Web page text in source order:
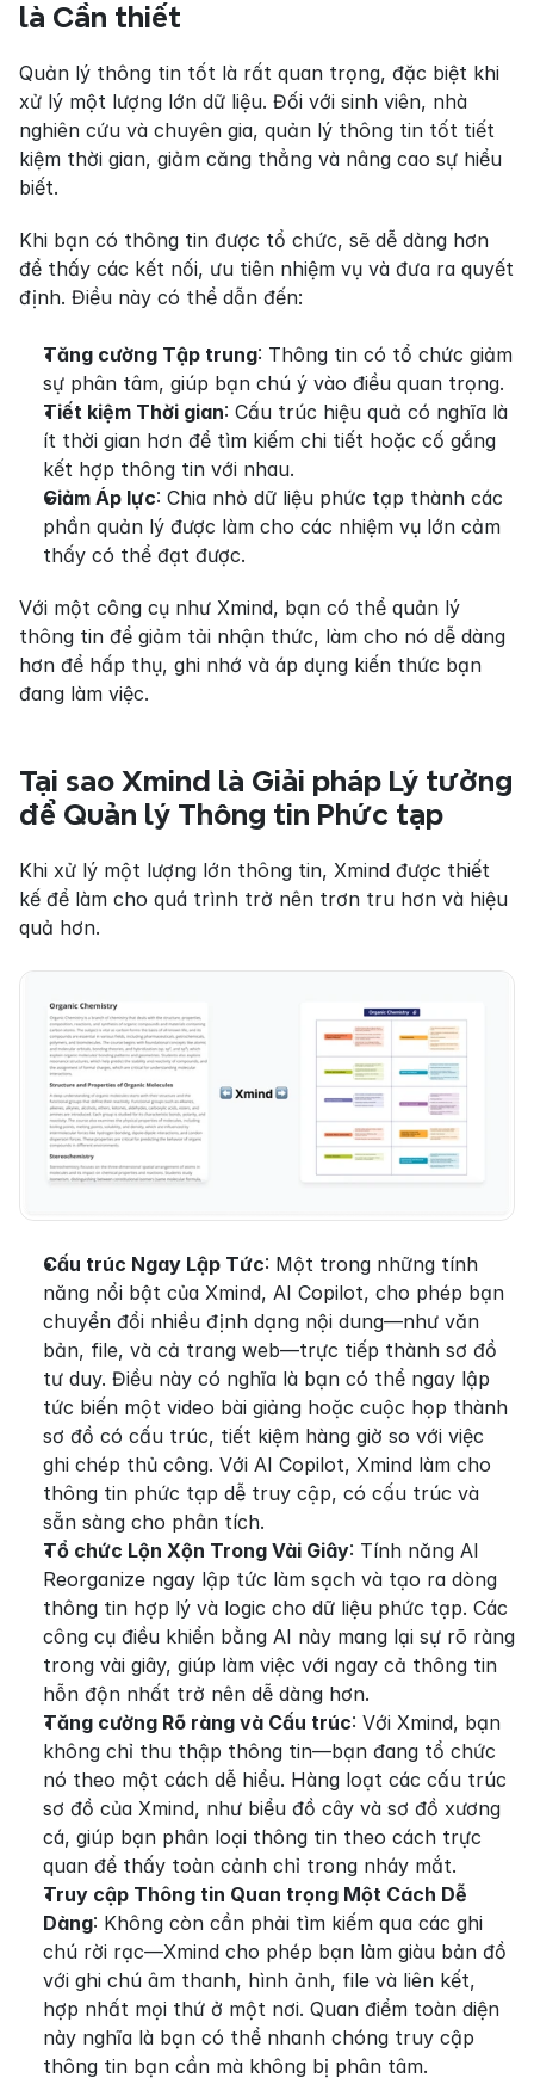
là Cần thiết
Quản lý thông tin tốt là rất quan trọng, đặc biệt khi
xử lý một lượng lớn dữ liệu. Đối với sinh viên, nhà
nghiên cứu và chuyên gia, quản lý thông tin tốt tiết
kiệm thời gian, giảm căng thẳng và nâng cao sự hiểu
biết.
Khi bạn có thông tin được tổ chức, sẽ dễ dàng hơn
để thấy các kết nối, ưu tiên nhiệm vụ và đưa ra quyết
định. Điều này có thể dẫn đến:
Tăng cường Tập trung: Thông tin có tổ chức giảm
sự phân tâm, giúp bạn chú ý vào điều quan trọng.
Tiết kiệm Thời gian: Cấu trúc hiệu quả có nghĩa là
ít thời gian hơn để tìm kiếm chi tiết hoặc cố gắng
kết hợp thông tin với nhau.
Giảm Áp lực: Chia nhỏ dữ liệu phức tạp thành các
phần quản lý được làm cho các nhiệm vụ lớn cảm
thấy có thể đạt được.
Với một công cụ như Xmind, bạn có thể quản lý
thông tin để giảm tải nhận thức, làm cho nó dễ dàng
hơn để hấp thụ, ghi nhớ và áp dụng kiến thức bạn
đang làm việc.
Tại sao Xmind là Giải pháp Lý tưởng
để Quản lý Thông tin Phức tạp
Khi xử lý một lượng lớn thông tin, Xmind được thiết
kế để làm cho quá trình trở nên trơn tru hơn và hiệu
quả hơn.
Cấu trúc Ngay Lập Tức: Một trong những tính
năng nổi bật của Xmind, AI Copilot, cho phép bạn
chuyển đổi nhiều định dạng nội dung—như văn
bản, file, và cả trang web—trực tiếp thành sơ đồ
tư duy. Điều này có nghĩa là bạn có thể ngay lập
tức biến một video bài giảng hoặc cuộc họp thành
sơ đồ có cấu trúc, tiết kiệm hàng giờ so với việc
ghi chép thủ công. Với AI Copilot, Xmind làm cho
thông tin phức tạp dễ truy cập, có cấu trúc và
sẵn sàng cho phân tích.
Tổ chức Lộn Xộn Trong Vài Giây: Tính năng AI
Reorganize ngay lập tức làm sạch và tạo ra dòng
thông tin hợp lý và logic cho dữ liệu phức tạp. Các
công cụ điều khiển bằng AI này mang lại sự rõ ràng
trong vài giây, giúp làm việc với ngay cả thông tin
hỗn độn nhất trở nên dễ dàng hơn.
Tăng cường Rõ ràng và Cấu trúc: Với Xmind, bạn
không chỉ thu thập thông tin—bạn đang tổ chức
nó theo một cách dễ hiểu. Hàng loạt các cấu trúc
sơ đồ của Xmind, như biểu đồ cây và sơ đồ xương
cá, giúp bạn phân loại thông tin theo cách trực
quan để thấy toàn cảnh chỉ trong nháy mắt.
Truy cập Thông tin Quan trọng Một Cách Dễ
Dàng: Không còn cần phải tìm kiếm qua các ghi
chú rời rạc—Xmind cho phép bạn làm giàu bản đồ
với ghi chú âm thanh, hình ảnh, file và liên kết,
hợp nhất mọi thứ ở một nơi. Quan điểm toàn diện
này nghĩa là bạn có thể nhanh chóng truy cập
thông tin bạn cần mà không bị phân tâm.